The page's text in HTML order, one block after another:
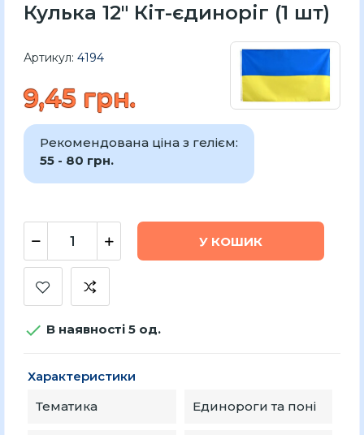
Кулька 12" Кіт-єдиноріг (1 шт)
Артикул: 4194
9,45 грн.
Рекомендована ціна з гелієм:
55 - 80 грн.
У КОШИК
 В наявності 5 од.
Характеристики
Тематика
Единороги та поні